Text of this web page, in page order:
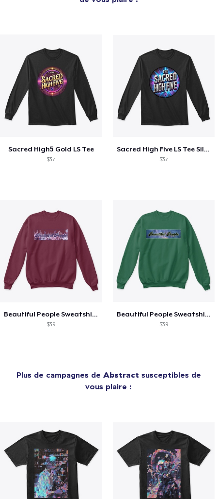
Sacred High5 Gold LS Tee
$37
Sacred High Five LS Tee Silver
$37
Beautiful People Sweatshirt Purple
$39
Beautiful People Sweatshirt Neon
$39
Plus de campagnes de Abstract susceptibles de
vous plaire :